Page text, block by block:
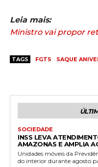
Leia mais:
Ministro vai propor
TAGS FGTS SAQUE
SOCIEDADE
INSS LEVA
AMAZONAS E AMPLIA
Unidades móveis da
do interior durante agosto